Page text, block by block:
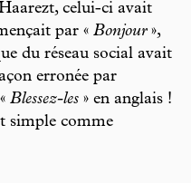
celui-ci avait
par « Bonjour»,
du réseau social avait
erronée par
Blessez-les » en anglais !
simple comme